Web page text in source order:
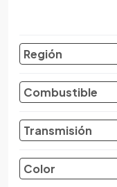
Chevrolet
Chrysler
Citroen
Cupra
Dacia
Daewoo
Daf
Daihatsu
Región
Combustible
Transmisión
Color